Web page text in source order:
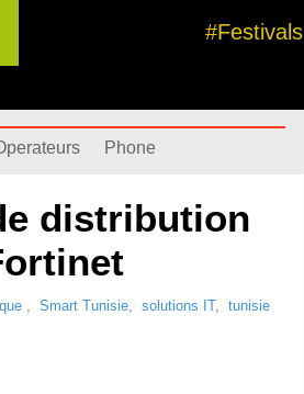
#Festivals
Phone
distribution
, Smart Tunisie, solutions IT, tunisie